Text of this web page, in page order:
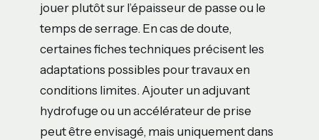
jouer plutôt sur l’épaisseur de passe ou le
temps de serrage. En cas de doute,
certaines fiches techniques précisent les
adaptations possibles pour travaux en
conditions limites. Ajouter un adjuvant
hydrofuge ou un accélérateur de prise
peut être envisagé, mais uniquement dans